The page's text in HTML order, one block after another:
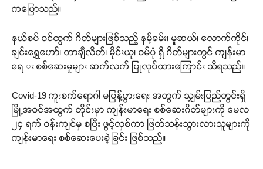
ကပြောသည်။
နယ်စပ် ဝင်ထွက် ဂိတ်များဖြစ်သည့် နမ့်ခမ်း၊ မူဆယ်၊ လောက်ကိုင်၊
ချင်းရွှေဟော်၊ တာချီလိတ်၊ မိုင်းယု၊ ဝမ်ပုံ ရှိ ဂိတ်များတွင် ကျန်းမာ
ရေ း စစ်ဆေးမှုများ ဆက်လက် ပြုလုပ်ထားကြောင်း သိရသည်။
Covid-19 ကူးစက်ရောဂါ မပြန့်ပွားရေး အတွက် သျှမ်းပြည်တွင်းရှိ
မြို့အဝင်အထွက် တိုင်းမှာ ကျန်းမာရေး စစ်ဆေးဂိတ်များကို မေလ
၂၄ ရက် ဝန်းကျင်မှ စပြီး ဖွင့်လှစ်ကာ ဖြတ်သန်းသွားလားသူများကို
ကျန်းမာရေး စစ်ဆေးပေးခဲ့ခြင်း ဖြစ်သည်။